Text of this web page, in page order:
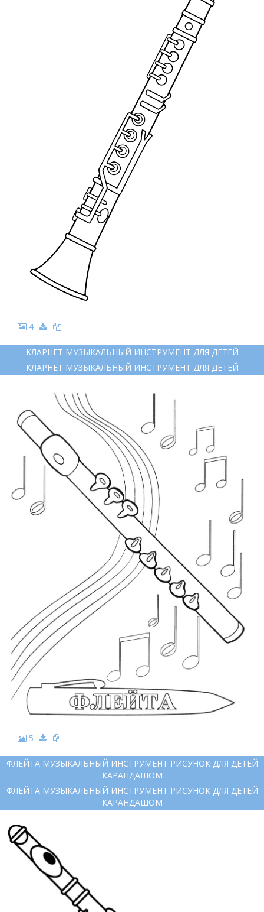
4
КЛАРНЕТ МУЗЫКАЛЬНЫЙ ИНСТРУМЕНТ ДЛЯ ДЕТЕЙ
КЛАРНЕТ МУЗЫКАЛЬНЫЙ ИНСТРУМЕНТ ДЛЯ ДЕТЕЙ
5
ФЛЕЙТА МУЗЫКАЛЬНЫЙ ИНСТРУМЕНТ РИСУНОК ДЛЯ ДЕТЕЙ
КАРАНДАШОМ
ФЛЕЙТА МУЗЫКАЛЬНЫЙ ИНСТРУМЕНТ РИСУНОК ДЛЯ ДЕТЕЙ
КАРАНДАШОМ